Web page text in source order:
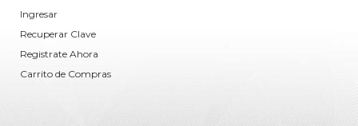
Ingresar
Recuperar Clave
Registrate Ahora
Carrito de Compras